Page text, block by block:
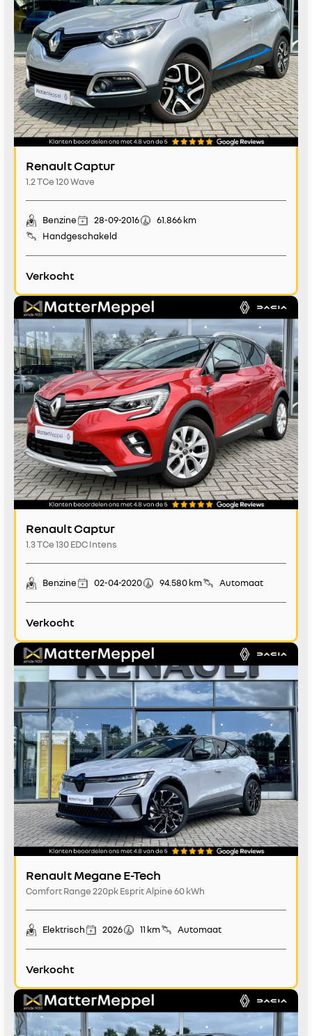
Renault Captur
1.2 TCe 120 Wave
Benzine 28-09-2016
61.866 km
Handgeschakeld
Verkocht
Renault Captur
1.3 TCe 130 EDC Intens
Benzine 02-04-2020 94.580 km Automaat
Verkocht
Renault Megane E-Tech
Comfort Range 220pk Esprit Alpine 60 kWh
Elektrisch 2026 11 km Automaat
Verkocht